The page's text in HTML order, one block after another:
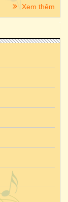
Xem thêm